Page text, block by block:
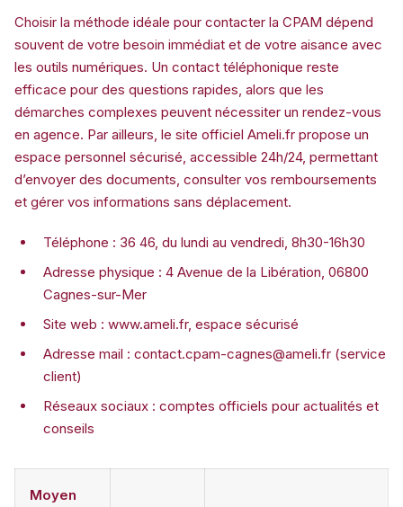
Choisir la méthode idéale pour contacter la CPAM dépend
souvent de votre besoin immédiat et de votre aisance avec
les outils numériques. Un contact téléphonique reste
efficace pour des questions rapides, alors que les
démarches complexes peuvent nécessiter un rendez-vous
en agence. Par ailleurs, le site officiel Ameli.fr propose un
espace personnel sécurisé, accessible 24h/24, permettant
d’envoyer des documents, consulter vos remboursements
et gérer vos informations sans déplacement.
Téléphone : 36 46, du lundi au vendredi, 8h30-16h30
Adresse physique : 4 Avenue de la Libération, 06800
Cagnes-sur-Mer
Site web : www.ameli.fr, espace sécurisé
Adresse mail : contact.cpam-cagnes@ameli.fr (service
client)
Réseaux sociaux : comptes officiels pour actualités et
conseils
Moyen